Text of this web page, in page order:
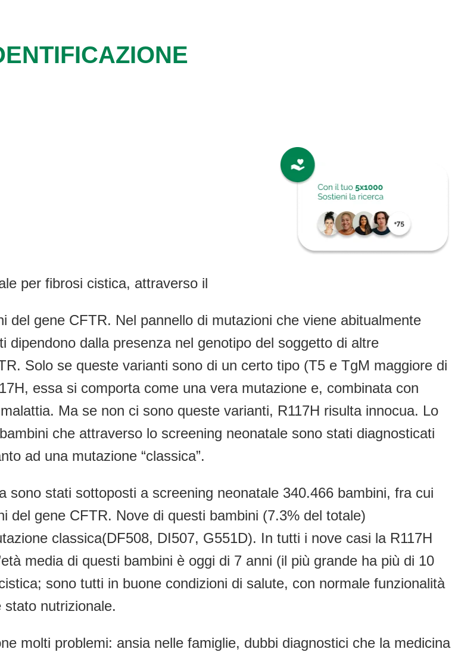
per fibrosi cistica, attraverso il
del gene CFTR. Nel pannello di mutazioni che viene abitualmente
dalla presenza nel genotipo del soggetto di altre
Solo se queste varianti sono di un certo tipo (T5 e TgM maggiore di
essa si comporta come una vera mutazione e, combinata con
Ma se non ci sono queste varianti, R117H risulta innocua. Lo
che attraverso lo screening neonatale sono stati diagnosticati
ad una mutazione “classica”.
sono stati sottoposti a screening neonatale 340.466 bambini, fra cui
del gene CFTR. Nove di questi bambini (7.3% del totale)
classica(DF508, DI507, G551D). In tutti i nove casi la R117H
media di questi bambini è oggi di 7 anni (il più grande ha più di 10
sono tutti in buone condizioni di salute, con normale funzionalità
nutrizionale.
molti problemi: ansia nelle famiglie, dubbi diagnostici che la medicina